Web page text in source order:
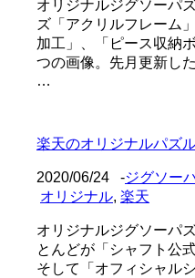
オリジナルジグソーパ
ズ「アクリルフレーム
加工」、「ピース収納
つの画像。先月更新し
…
楽天のオリジナルパズ
2020/06/24 -ジグソー
オリジナル, 楽天
オリジナルジグソーパ
とんどが「シャフト公
そして「オフィシャル